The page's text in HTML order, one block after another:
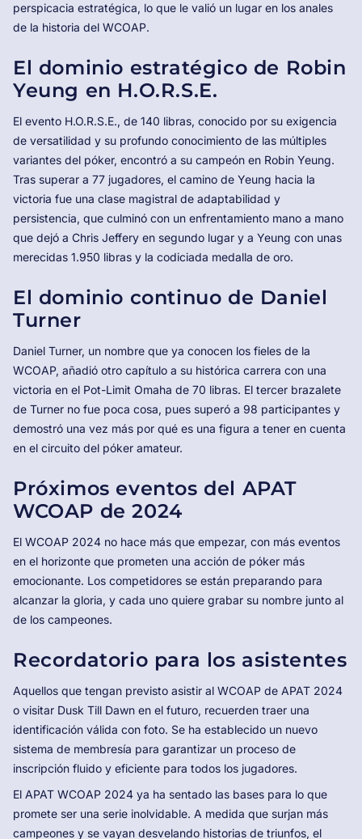
perspicacia estratégica, lo que le valió un lugar en los anales
de la historia del WCOAP.
El dominio estratégico de Robin
Yeung en H.O.R.S.E.
El evento H.O.R.S.E., de 140 libras, conocido por su exigencia
de versatilidad y su profundo conocimiento de las múltiples
variantes del póker, encontró a su campeón en Robin Yeung.
Tras superar a 77 jugadores, el camino de Yeung hacia la
victoria fue una clase magistral de adaptabilidad y
persistencia, que culminó con un enfrentamiento mano a mano
que dejó a Chris Jeffery en segundo lugar y a Yeung con unas
merecidas 1.950 libras y la codiciada medalla de oro.
El dominio continuo de Daniel
Turner
Daniel Turner, un nombre que ya conocen los fieles de la
WCOAP, añadió otro capítulo a su histórica carrera con una
victoria en el Pot-Limit Omaha de 70 libras. El tercer brazalete
de Turner no fue poca cosa, pues superó a 98 participantes y
demostró una vez más por qué es una figura a tener en cuenta
en el circuito del póker amateur.
Próximos eventos del APAT
WCOAP de 2024
El WCOAP 2024 no hace más que empezar, con más eventos
en el horizonte que prometen una acción de póker más
emocionante. Los competidores se están preparando para
alcanzar la gloria, y cada uno quiere grabar su nombre junto al
de los campeones.
Recordatorio para los asistentes
Aquellos que tengan previsto asistir al WCOAP de APAT 2024
o visitar Dusk Till Dawn en el futuro, recuerden traer una
identificación válida con foto. Se ha establecido un nuevo
sistema de membresía para garantizar un proceso de
inscripción fluido y eficiente para todos los jugadores.
El APAT WCOAP 2024 ya ha sentado las bases para lo que
promete ser una serie inolvidable. A medida que surjan más
campeones y se vayan desvelando historias de triunfos, el